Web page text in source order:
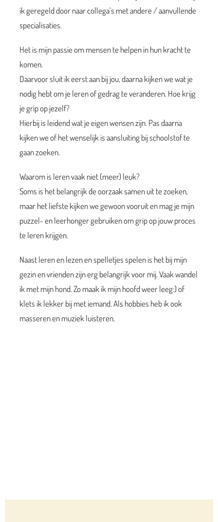
ik geregeld door naar collega’s met andere / aanvullende
specialisaties.
Het is mijn passie om mensen te helpen in hun kracht te
komen.
Daarvoor sluit ik eerst aan bij jou, daarna kijken we wat je
nodig hebt om je leren of gedrag te veranderen. Hoe krijg
je grip op jezelf?
Hierbij is leidend wat je eigen wensen zijn. Pas daarna
kijken we of het wenselijk is aansluiting bij schoolstof te
gaan zoeken.
Waarom is leren vaak niet (meer) leuk?
Soms is het belangrijk de oorzaak samen uit te zoeken,
maar het liefste kijken we gewoon vooruit en mag je mijn
puzzel- en leerhonger gebruiken om grip op jouw proces
te leren krijgen.
Naast leren en lezen en spelletjes spelen is het bij mijn
gezin en vrienden zijn erg belangrijk voor mij. Vaak wandel
ik met mijn hond. Zo maak ik mijn hoofd weer leeg:) of
klets ik lekker bij met iemand. Als hobbies heb ik ook
masseren en muziek luisteren.